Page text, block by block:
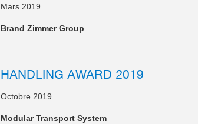
Mars 2019
Brand Zimmer Group
HANDLING AWARD 2019
Octobre 2019
Modular Transport System